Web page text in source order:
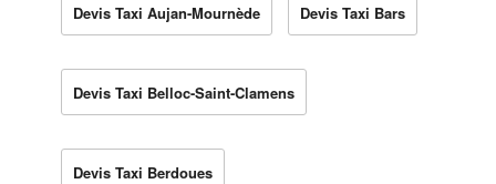
Devis Taxi Aujan-Mournède Devis Taxi Bars
Devis Taxi Belloc-Saint-Clamens
Devis Taxi Berdoues